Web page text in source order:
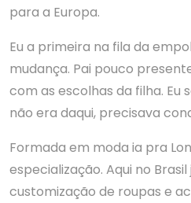
para a Europa.
Eu a primeira na fila da
mudança. Pai pouco
com as escolhas da filha. Eu
não era daqui, precisava
Formada em moda ia pra
especialização. Aqui no
customização de roupas e